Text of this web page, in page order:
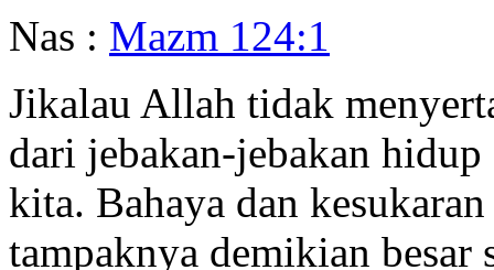
Nas : Mazm 124:1
Jikalau Allah tidak
dari jebakan-jebakan
kita. Bahaya dan
tampaknya demikian besar